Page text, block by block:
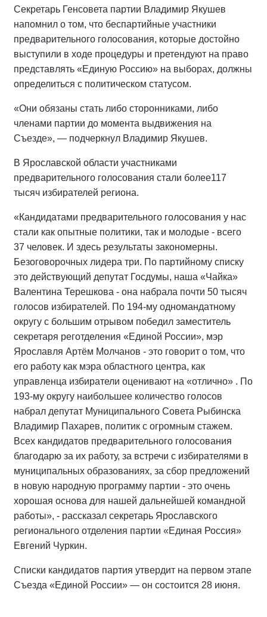
Секретарь Генсовета партии Владимир Якушев
напомнил о том, что беспартийные участники
предварительного голосования, которые достойно
выступили в ходе процедуры и претендуют на право
представлять «Единую Россию» на выборах, должны
определиться с политическом статусом.
«Они обязаны стать либо сторонниками, либо
членами партии до момента выдвижения на
Съезде», — подчеркнул Владимир Якушев.
В Ярославской области участниками
предварительного голосования стали более117
тысяч избирателей региона.
«Кандидатами предварительного голосования у нас
стали как опытные политики, так и молодые - всего
37 человек. И здесь результаты закономерны.
Безоговорочных лидера три. По партийному списку
это действующий депутат Госдумы, наша «Чайка»
Валентина Терешкова - она набрала почти 50 тысяч
голосов избирателей. По 194-му одномандатному
округу с большим отрывом победил заместитель
секретаря реготделения «Единой России», мэр
Ярославля Артём Молчанов - это говорит о том, что
его работу как мэра областного центра, как
управленца избиратели оценивают на «отлично» . По
193-му округу наибольшее количество голосов
набрал депутат Муниципального Совета Рыбинска
Владимир Пахарев, политик с огромным стажем.
Всех кандидатов предварительного голосования
благодарю за их работу, за встречи с избирателями в
муниципальных образованиях, за сбор предложений
в новую народную программу партии - это очень
хорошая основа для нашей дальнейшей командной
работы», - рассказал секретарь Ярославского
регионального отделения партии «Единая Россия»
Евгений Чуркин.
Списки кандидатов партия утвердит на первом этапе
Съезда «Единой России» — он состоится 28 июня.